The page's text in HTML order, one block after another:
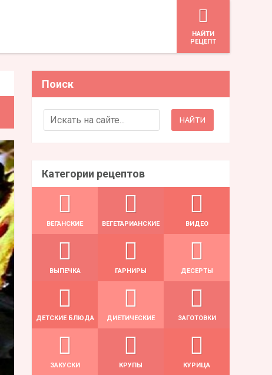
HАЙТИ
РЕЦЕПТ
Поиск
Search for:
Категории рецептов
ВЕГАНСКИЕ ВЕГЕТАРИАНСКИЕ ВИДЕО
ВЫПЕЧКА ГАРНИРЫ ДЕСЕРТЫ
ДЕТСКИЕ БЛЮДА ДИЕТИЧЕСКИЕ ЗАГОТОВКИ
ЗАКУСКИ КРУПЫ КУРИЦА